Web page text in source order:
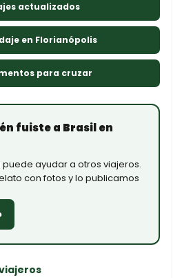
actualizados
en Florianópolis
para cruzar
fuiste a Brasil en
puede ayudar a otros viajeros.
con fotos y lo publicamos